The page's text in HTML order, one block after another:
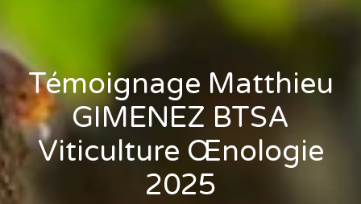
Témoignage Matthieu
GIMENEZ BTSA
Viticulture Œnologie
2025